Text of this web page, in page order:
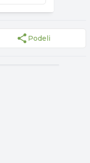
Podeli